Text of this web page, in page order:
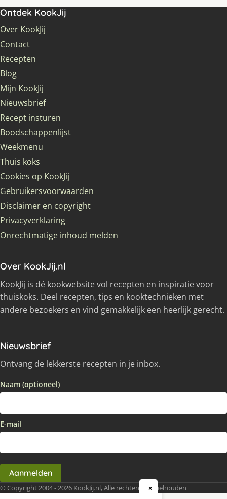
Ontdek KookJij
Over KookJij
Contact
Recepten
Blog
Mijn KookJij
Nieuwsbrief
Recept insturen
Boodschappenlijst
Weekmenu
Thuis koks
Cookies op KookJij
Gebruikersvoorwaarden
Disclaimer en copyright
Privacyverklaring
Onrechtmatige inhoud melden
Over KookJij.nl
KookJij is dé kookwebsite vol recepten en inspiratie voor
thuiskoks. Deel recepten, tips en kooktechnieken met
andere bezoekers en vind gemakkelijk een heerlijk gerecht.
Nieuwsbrief
Ontvang de lekkerste recepten in je inbox.
Naam (optioneel)
E-mail
Aanmelden
© Copyright 2004 - 2026 KookJij.nl, Alle rechten voorbehouden
×